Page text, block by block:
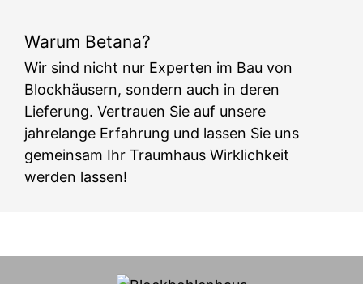
Warum Betana?
Wir sind nicht nur Experten im Bau von
Blockhäusern, sondern auch in deren
Lieferung. Vertrauen Sie auf unsere
jahrelange Erfahrung und lassen Sie uns
gemeinsam Ihr Traumhaus Wirklichkeit
werden lassen!